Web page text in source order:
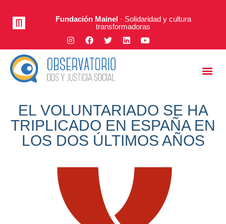
Fundación Mainel· Solidaridad y cultura
transformadoras
EL VOLUNTARIADO SE HA
TRIPLICADO EN ESPAÑA EN
LOS DOS ÚLTIMOS AÑOS